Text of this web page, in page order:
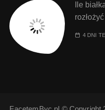
Ile
4 DNI